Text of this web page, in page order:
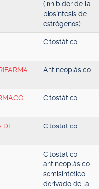
(inhibidor de la
biosíntesis de
estrógenos)
Citostático
Antineoplásico
Citostático
DF Citostático
Citostático,
antineoplásico
semisintético
derivado de la